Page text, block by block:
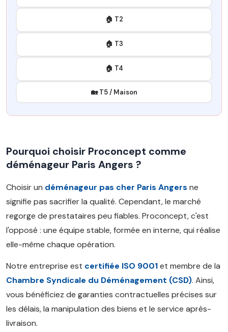
🏠 T2
🏠 T3
🏠 T4
🏡 T5 / Maison
Pourquoi choisir Proconcept comme
déménageur Paris Angers ?
Choisir un déménageur pas cher Paris Angers ne
signifie pas sacrifier la qualité. Cependant, le marché
regorge de prestataires peu fiables. Proconcept, c'est
l'opposé : une équipe stable, formée en interne, qui réalise
elle-même chaque opération.
Notre entreprise est certifiée ISO 9001et membre de la
Chambre Syndicale du Déménagement (CSD). Ainsi,
vous bénéficiez de garanties contractuelles précises sur
les délais, la manipulation des biens et le service après-
livraison.